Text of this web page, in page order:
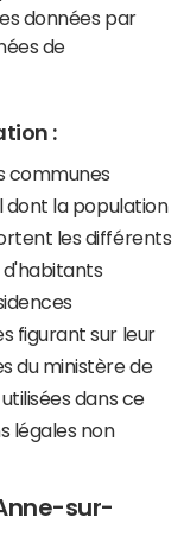
données par
de
:
communes
dont la population
les différents
d'habitants
figurant sur leur
du ministère de
dans ce
légales non
sur-